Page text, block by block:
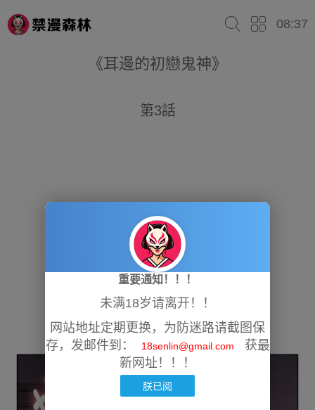
08:37
《耳邊的初戀鬼神》
第3話
重要通知！！！
未满18岁请离开！！
网站地址定期更换，为防迷路请截图保
存，发邮件到：
18senlin@gmail.com
获最
新网址！！！
朕已阅